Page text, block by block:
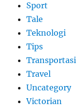
Sport
Tale
Teknologi
Tips
Transportasi
Travel
Uncategory
Victorian